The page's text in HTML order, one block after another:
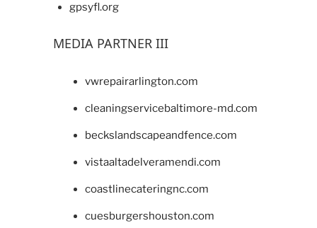
gpsyfl.org
MEDIA PARTNER III
vwrepairarlington.com
cleaningservicebaltimore-md.com
beckslandscapeandfence.com
vistaaltadelveramendi.com
coastlinecateringnc.com
cuesburgershouston.com